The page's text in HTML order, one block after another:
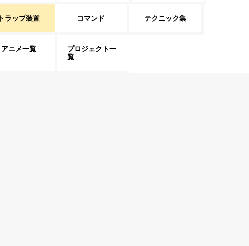
トラップ装置 コマンド テクニック集
アニメ一覧
プロジェクト一
覧